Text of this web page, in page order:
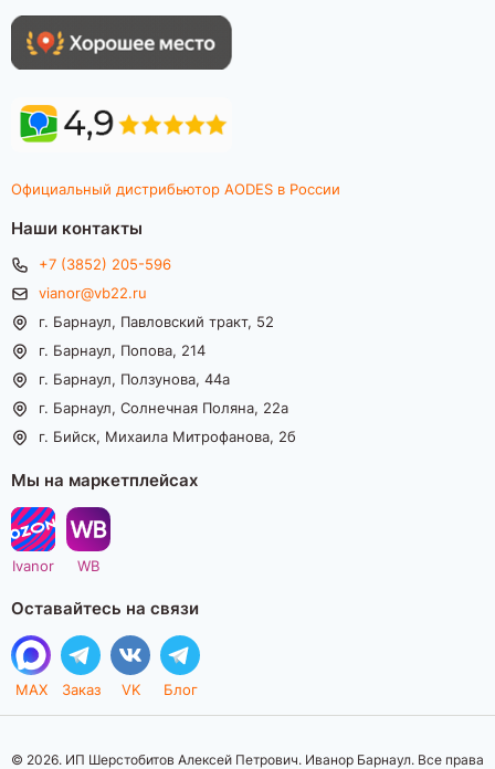
Официальный дистрибьютор AODES в России
Наши контакты
+7 (3852) 205-596
vianor@vb22.ru
г. Барнаул, Павловский тракт, 52
г. Барнаул, Попова, 214
г. Барнаул, Ползунова, 44а
г. Барнаул, Солнечная Поляна, 22а
г. Бийск, Михаила Митрофанова, 2б
Мы на маркетплейсах
Ivanor WB
Оставайтесь на связи
MAX Заказ VK Блог
© 2026. ИП Шерстобитов Алексей Петрович. Иванор Барнаул. Все права